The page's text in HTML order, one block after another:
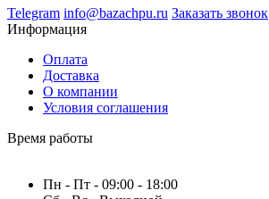
Telegram info@bazachpu.ru Заказать звонок
Информация
Оплата
Доставка
О компании
Условия соглашения
Время работы
Пн - Пт - 09:00 - 18:00